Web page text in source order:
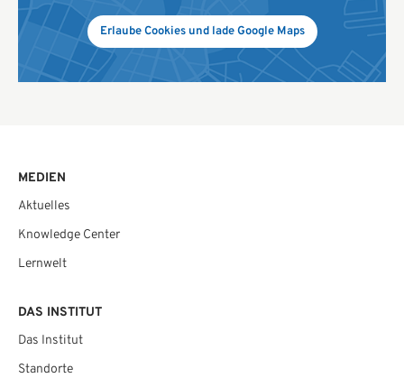
Erlaube Cookies und lade Google Maps
MEDIEN
Aktuelles
Knowledge Center
Lernwelt
DAS INSTITUT
Das Institut
Standorte